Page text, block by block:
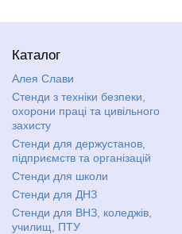
Каталог
Алея Слави
Стенди з техніки безпеки,
охорони праці та цивільного
захисту
Стенди для держустанов,
підприємств та організацій
Стенди для школи
Стенди для ДНЗ
Стенди для ВНЗ, коледжів,
училищ, ПТУ